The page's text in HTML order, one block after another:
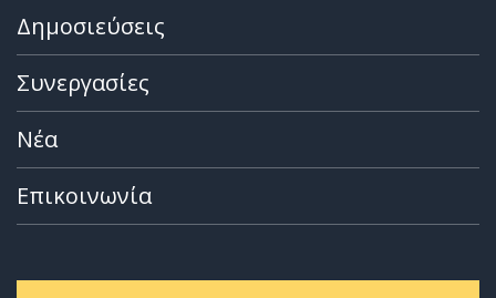
Δημοσιεύσεις
Συνεργασίες
Νέα
Επικοινωνία